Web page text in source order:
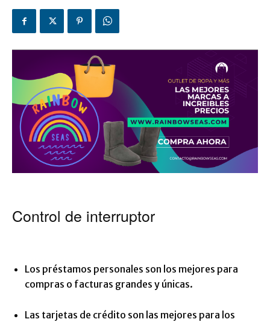
Control de interruptor
Los préstamos personales son los mejores para
compras o facturas grandes y únicas.
Las tarjetas de crédito son las mejores para los